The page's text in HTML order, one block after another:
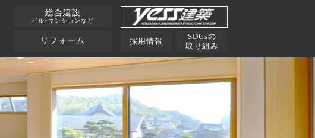
総合建設
ビル･マンションなど
リフォーム 採用情報
SDGsの
取り組み